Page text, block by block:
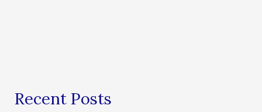
Recent Posts